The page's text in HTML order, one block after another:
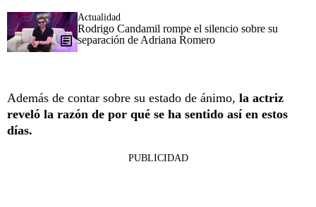
Actualidad
Rodrigo Candamil rompe el silencio sobre su
separación de Adriana Romero
Además de contar sobre su estado de ánimo, la actriz
reveló la razón de por qué se ha sentido así en estos
días.
PUBLICIDAD